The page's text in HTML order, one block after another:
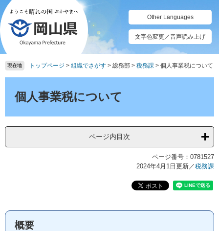
ペ
ー
ジ
の
先
頭
す。
メ
ニ
ュ
ー
を
飛
し
へ
Other Languages
文字色変更／音声読み上げ
現在地 トップページ > 組織でさがす > 総務部 > 税務課 > 個人事業税について
個人事業税について
ページ内目次
ページ番号：0781527
2024年4月1日更新／税務課
概要